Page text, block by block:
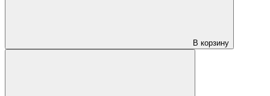
В корзину